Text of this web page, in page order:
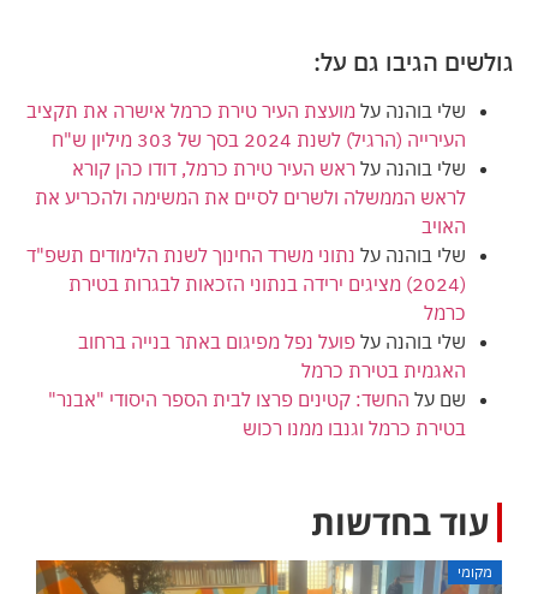
גולשים הגיבו גם על:
שלי בוהנה על מועצת העיר טירת כרמל אישרה את תקציב
העירייה (הרגיל) לשנת 2024 בסך של 303 מיליון ש"ח
שלי בוהנה על ראש העיר טירת כרמל, דודו כהן קורא
לראש הממשלה ולשרים לסיים את המשימה ולהכריע את
האויב
שלי בוהנה על נתוני משרד החינוך לשנת הלימודים תשפ"ד
(2024) מציגים ירידה בנתוני הזכאות לבגרות בטירת
כרמל
שלי בוהנה על פועל נפל מפיגום באתר בנייה ברחוב
האגמית בטירת כרמל
שם על החשד: קטינים פרצו לבית הספר היסודי "אבנר"
בטירת כרמל וגנבו ממנו רכוש
עוד בחדשות
מקומי